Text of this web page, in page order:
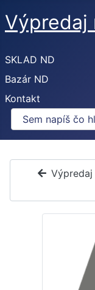
Výpredaj
SKLAD ND
Bazár ND
Kontakt
Výpredaj